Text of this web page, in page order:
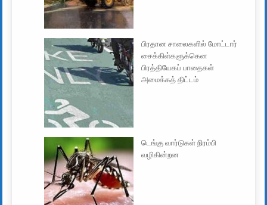
பிரதான சாலைகளில் மோட்டார்
சைக்கிள்களுக்கென
பிரத்தியேகப் பாதைகள்
அமைக்கத் திட்டம்
டெங்கு வார்டுகள் நிரம்பி
வழிகின்றன